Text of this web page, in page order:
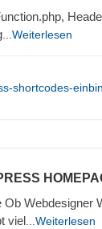
...Weiterlesen
shortcodes-
Webdesigner
viel ...Weiterlesen